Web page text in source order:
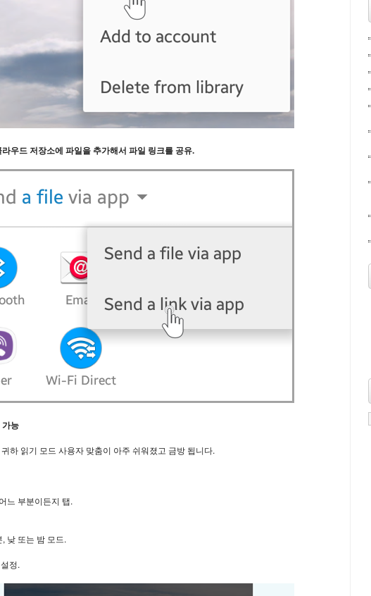
우드 저장소에 파일을 추가해서 파일 링크를 공유.
가능
하 읽기 모드 사용자 맞춤이 아주 쉬워졌고 금방 됩니다.
느 부분이든지 탭.
낮 또는 밤 모드.
정.